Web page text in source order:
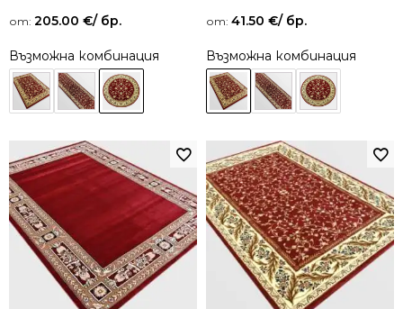
от: 205.00 €/ бр.
Възможна комбинация
от: 41.50 €/ бр.
Възможна комбинация